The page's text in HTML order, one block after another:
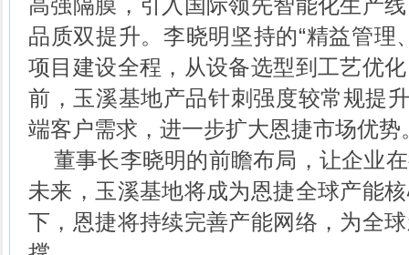
高强隔膜，引入国际领先智能化生产
品质双提升。李晓明坚持的“精益管理
项目建设全程，从设备选型到工艺优
前，玉溪基地产品针刺强度较常规提
端客户需求，进一步扩大恩捷市场优势
董事长李晓明的前瞻布局，让企业
未来，玉溪基地将成为恩捷全球产能
下，恩捷将持续完善产能网络，为全